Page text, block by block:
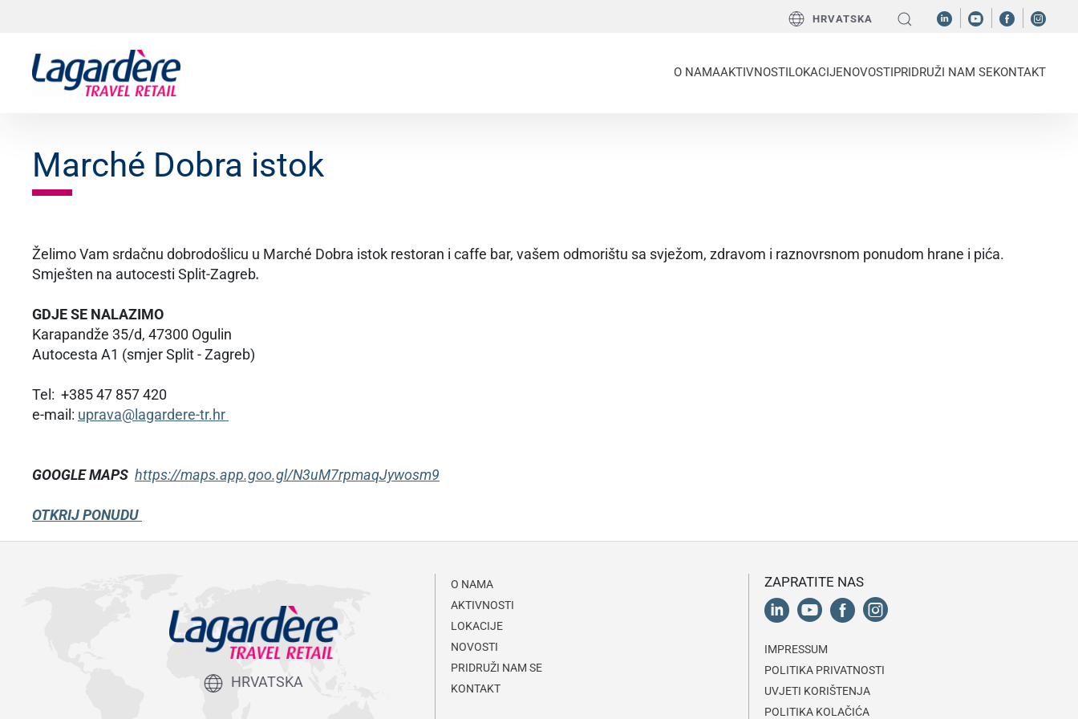
Skoči na podnožje
HRVATSKA
O NAMAAKTIVNOSTILOKACIJENOVOSTIPRIDRUŽI NAM SEKONTAKT
Marché Dobra istok
Želimo Vam srdačnu dobrodošlicu u Marché Dobra istok restoran i caffe bar, vašem odmorištu sa svježom, zdravom i raznovrsnom ponudom hrane i pića.
Smješten na autocesti Split-Zagreb.
GDJE SE NALAZIMO
Karapandže 35/d, 47300 Ogulin
Autocesta A1 (smjer Split - Zagreb)
Tel: +385 47 857 420
e-mail: uprava@lagardere-tr.hr
GOOGLE MAPS https://maps.app.goo.gl/N3uM7rpmaqJywosm9
OTKRIJ PONUDU
HRVATSKA
O NAMA
AKTIVNOSTI
LOKACIJE
NOVOSTI
PRIDRUŽI NAM SE
KONTAKT
ZAPRATITE NAS
IMPRESSUM
POLITIKA PRIVATNOSTI
UVJETI KORIŠTENJA
POLITIKA KOLAČIĆA